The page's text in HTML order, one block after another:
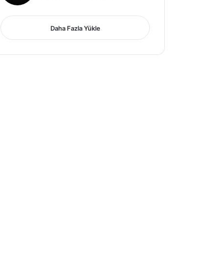
Daha Fazla Yükle